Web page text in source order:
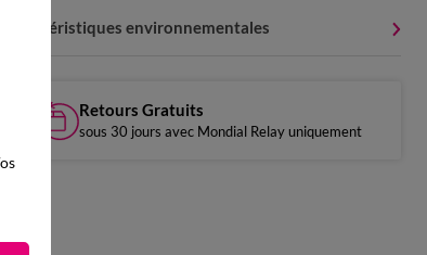
Caractéristiques environnementales
Retours Gratuits
sous 30 jours avec Mondial Relay uniquement